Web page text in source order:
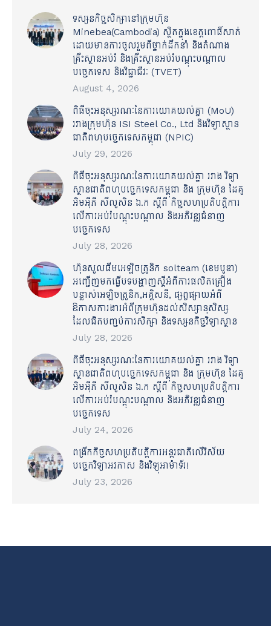
ទស្សនកិច្ចសិក្សានៅក្រុមហ៊ុន
Minebea(Cambodia) ស្ថិតក្នុងខេត្តពោធិ៍សាត់
ដោយមានការចូលរួមពីថ្នាក់ដឹកនាំ និងតំណាង
គ្រឹះស្ថានអប់រំ និងគ្រឹះស្ថានអប់រំបណ្តុះបណ្តាល
បច្ចេកទេស និងវិជ្ជាជីវៈ (TVET)
August 4, 2026
ពិធីចុះអនុស្សរណៈនៃការយោគយល់គ្នា (MoU)
រវាងក្រុមហ៊ុន ISI Steel Co., Ltd និងវិទ្យាស្ថាន
ជាតិពហុបច្ចេកទេសកម្ពុជា (NPIC)
July 29, 2026
ពិធីចុះអនុស្សរណៈនៃការយោគយល់គ្នា រវាង វិទ្យា
ស្ថានជាតិពហុបច្ចេកទេសកម្ពុជា និង ក្រុមហ៊ុន ដៃគូ
អិមអ៊ីភី សឹលូសិន ឯ.ក ស្ដីពី កិច្ចសហប្រតិបត្តិការ
លើការអប់រំបណ្ដុះបណ្ដាល និងអភិវឌ្ឍជំនាញ
បច្ចេកទេស
July 28, 2026
ហ៊ុនសូលធីមអេឡិចត្រូនិក solteam (ខេមបូឌា)
អញ្ជើញមកធ្វើបទបង្ហាញស្តីអំពីការផលិតគ្រឿង
បន្លាស់អេឡិចត្រូនិក,អគ្គិសនី, ផ្សព្វផ្សាយអំពី
ឱកាសការងារអំពីក្រុមហ៊ុនដល់សិស្សានុសិស្ស
ដែលជិតបញ្ចប់ការសិក្សា និងទស្សនកិច្ចវិទ្យាស្ថាន
July 28, 2026
ពិធីចុះអនុស្សរណៈនៃការយោគយល់គ្នា រវាង វិទ្យា
ស្ថានជាតិពហុបច្ចេកទេសកម្ពុជា និង ក្រុមហ៊ុន ដៃគូ
អិមអ៊ីភី សឹលូសិន ឯ.ក ស្ដីពី កិច្ចសហប្រតិបត្តិការ
លើការអប់រំបណ្ដុះបណ្ដាល និងអភិវឌ្ឍជំនាញ
បច្ចេកទេស
July 24, 2026
ពង្រីកកិច្ចសហប្រតិបត្តិការអន្តរជាតិលើវិស័យ
បច្ចេកវិទ្យាអវកាស និងវិទ្យុអាម៉ាទ័រ!
July 23, 2026